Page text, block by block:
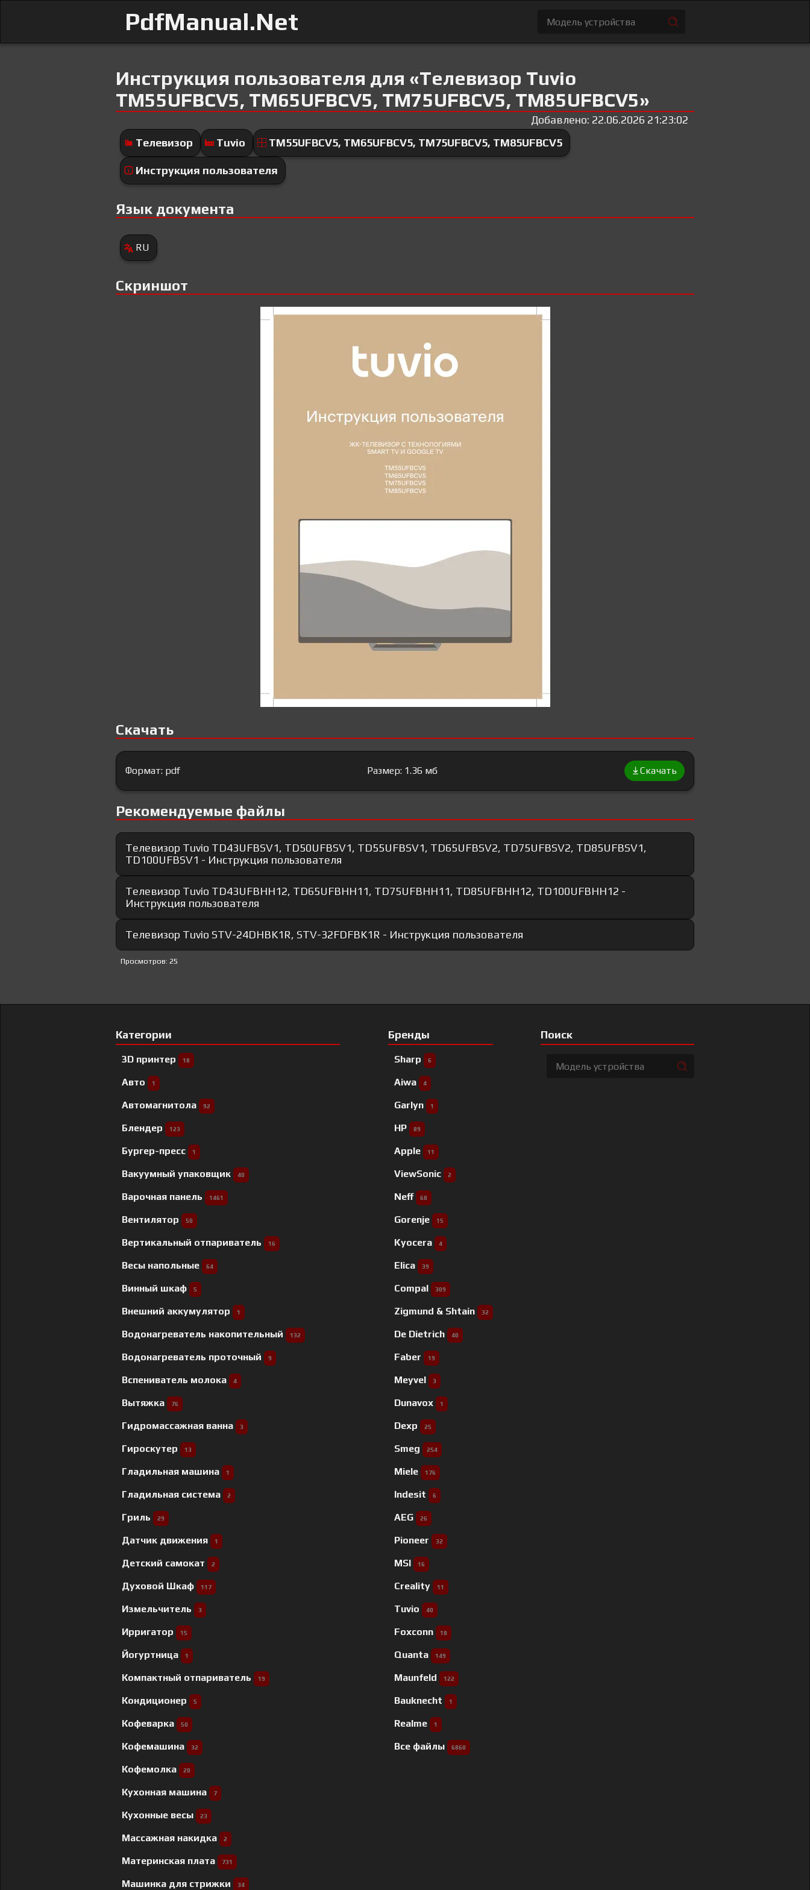
PdfManual.Net
Инструкция пользователя для «Телевизор Tuvio
TM55UFBCV5, TM65UFBCV5, TM75UFBCV5, TM85UFBCV5»
Добавлено: 22.06.2026 21:23:02
Телевизор
Tuvio TM55UFBCV5, TM65UFBCV5, TM75UFBCV5, TM85UFBCV5
Инструкция пользователя
Язык документа
RU
Скриншот
Скачать
Формат: pdf Размер: 1.36 мб Скачать
Рекомендуемые файлы
Телевизор Tuvio TD43UFBSV1, TD50UFBSV1, TD55UFBSV1, TD65UFBSV2, TD75UFBSV2, TD85UFBSV1,
TD100UFBSV1 - Инструкция пользователя
Телевизор Tuvio TD43UFBHH12, TD65UFBHH11, TD75UFBHH11, TD85UFBHH12, TD100UFBHH12 -
Инструкция пользователя
Телевизор Tuvio STV-24DHBK1R, STV-32FDFBK1R - Инструкция пользователя
Просмотров: 25
Категории
3D принтер 18
Авто 1
Автомагнитола 92
Блендер 123
Бургер-пресс 1
Вакуумный упаковщик 40
Варочная панель 1461
Вентилятор 50
Вертикальный отпариватель 16
Весы напольные 64
Винный шкаф 5
Внешний аккумулятор 1
Водонагреватель накопительный 132
Водонагреватель проточный 9
Вспениватель молока 4
Вытяжка 76
Гидромассажная ванна 3
Гироскутер 13
Гладильная машина 1
Гладильная система 2
Гриль 29
Датчик движения 1
Детский самокат 2
Духовой Шкаф 117
Измельчитель 3
Ирригатор 15
Йогуртница 1
Компактный отпариватель 19
Кондиционер 5
Кофеварка 50
Кофемашина 32
Кофемолка 20
Кухонная машина 7
Кухонные весы 23
Массажная накидка 2
Материнская плата 731
Машинка для стрижки 34
Бренды
Sharp 6
Aiwa 4
Garlyn 1
HP 89
Apple 11
ViewSonic 2
Neff 68
Gorenje 15
Kyocera 4
Elica 39
Compal 309
Zigmund & Shtain 32
De Dietrich 40
Faber 19
Meyvel 3
Dunavox 1
Dexp 25
Smeg 254
Miele 176
Indesit 6
AEG 26
Pioneer 32
MSI 16
Creality 11
Tuvio 40
Foxconn 18
Quanta 149
Maunfeld 122
Bauknecht 1
Realme 1
Все файлы 6860
Поиск